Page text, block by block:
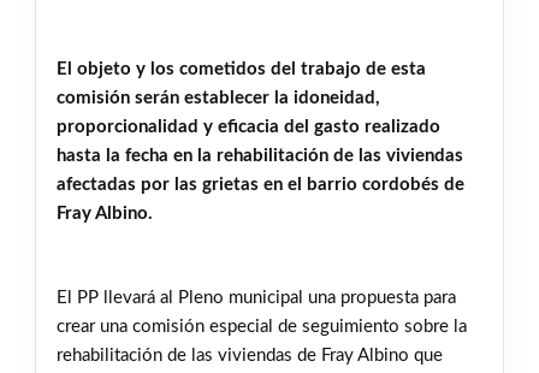
El objeto y los cometidos del trabajo de esta
comisión serán establecer la idoneidad,
proporcionalidad y eficacia del gasto realizado
hasta la fecha en la rehabilitación de las viviendas
afectadas por las grietas en el barrio cordobés de
Fray Albino.
El PP llevará al Pleno municipal una propuesta para
crear una comisión especial de seguimiento sobre la
rehabilitación de las viviendas de Fray Albino que